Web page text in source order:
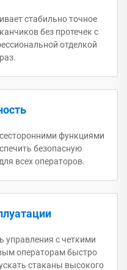
стабильно точное
без протечек с
отделкой
функциями
безопасную
всех операторов.
управления с четкими
операторам быстро
стаканы высокого